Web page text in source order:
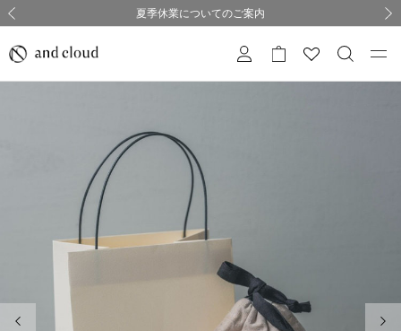
採用のご案内
熊本県熊本地方を震源とする地震の影響について
夏季休業についてのご案内
購入証明書ペーパーレス化のお知らせ
採用のご案内
熊本県熊本地方を震源とする地震の影響について